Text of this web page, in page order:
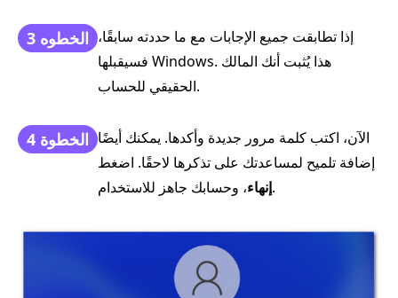
الخطوه 3 إذا تطابقت جميع الإجابات مع ما حددته سابقًا،
فسيقبلها Windows. هذا يُثبت أنك المالك
الحقيقي للحساب.
الخطوة 4 الآن، اكتب كلمة مرور جديدة وأكدها. يمكنك أيضًا
إضافة تلميح لمساعدتك على تذكرها لاحقًا. اضغط
إنهاء، وحسابك جاهز للاستخدام.